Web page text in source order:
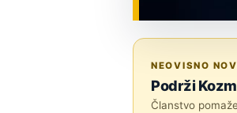
NEOVISNO
Podrži
Članstvo